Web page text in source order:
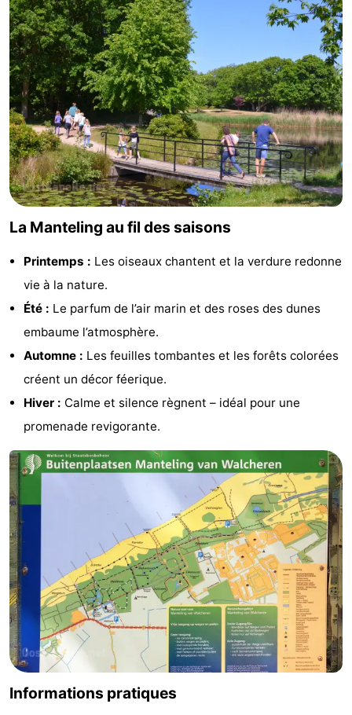
Schouwen
Nature
Oranjezon
-
Oostkapelle
-
Nature
de
Mantelingen
-
Domburg
-
Zoutelande
-
Vlissingen
-
Contact
La Manteling au fil des saisons
Printemps : Les oiseaux chantent et la verdure redonne
vie à la nature.
Été : Le parfum de l’air marin et des roses des dunes
embaume l’atmosphère.
Automne : Les feuilles tombantes et les forêts colorées
créent un décor féerique.
Hiver : Calme et silence règnent – idéal pour une
promenade revigorante.
Informations pratiques